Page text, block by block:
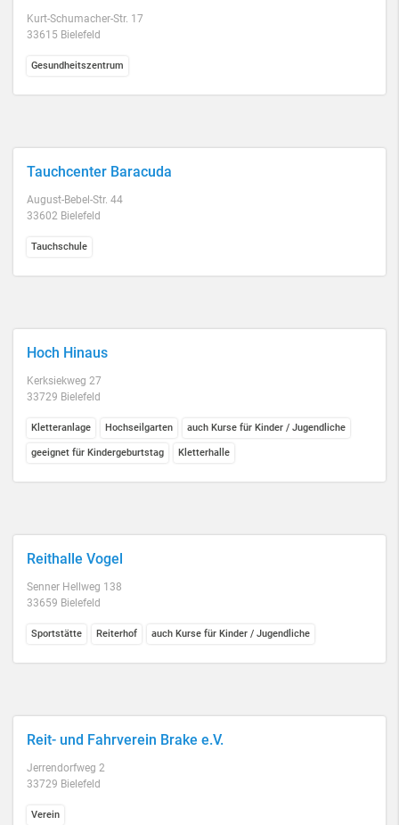
Kurt-Schumacher-Str. 17
33615 Bielefeld
Gesundheitszentrum
Tauchcenter Baracuda
August-Bebel-Str. 44
33602 Bielefeld
Tauchschule
Hoch Hinaus
Kerksiekweg 27
33729 Bielefeld
Kletteranlage Hochseilgarten auch Kurse für Kinder / Jugendliche
geeignet für Kindergeburtstag Kletterhalle
Reithalle Vogel
Senner Hellweg 138
33659 Bielefeld
Sportstätte Reiterhof auch Kurse für Kinder / Jugendliche
Reit- und Fahrverein Brake e.V.
Jerrendorfweg 2
33729 Bielefeld
Verein